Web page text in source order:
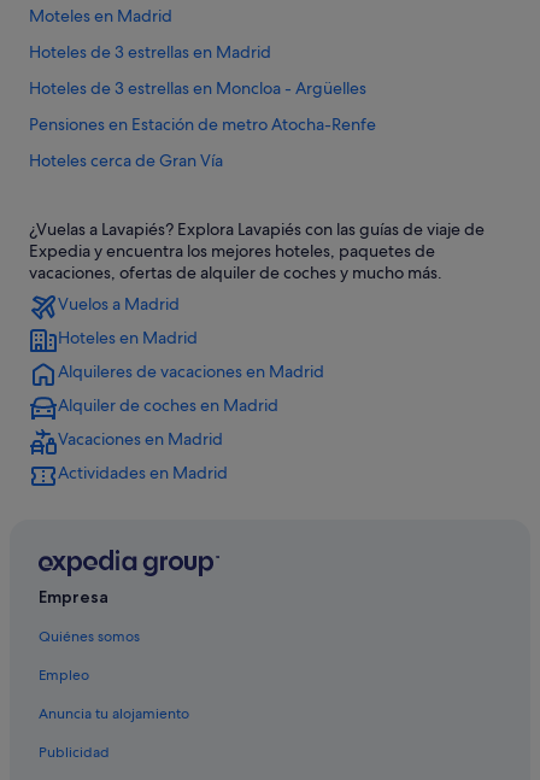
Moteles en Madrid
Hoteles de 3 estrellas en Madrid
Hoteles de 3 estrellas en Moncloa - Argüelles
Pensiones en Estación de metro Atocha-Renfe
Hoteles cerca de Gran Vía
Hoteles cerca de Teatro Coliseum
Hoteles de 3 estrellas en Puente de Vallecas
Hoteles con wifi en Lavapiés
Hoteles que aceptan mascotas en Madrid
Hoteles cerca de Swinton & Grant
Hoteles cerca de Institución cultural Ateneo de Madrid
Hoteles románticos en Madrid
Pensiones en Estación de metro Palos de la Frontera
Distrito Centro de Madrid hoteles
Hoteles baratos en Madrid
Hoteles de 3 estrellas en Atocha
Hoteles cerca de Parroquia Santuario María Auxiliadora
¿Vuelas a Lavapiés? Explora Lavapiés con las guías de viaje de
Expedia y encuentra los mejores hoteles, paquetes de
vacaciones, ofertas de alquiler de coches y mucho más.
Vuelos a Madrid
Hoteles en Madrid
Alquileres de vacaciones en Madrid
Alquiler de coches en Madrid
Vacaciones en Madrid
Actividades en Madrid
Empresa
Quiénes somos
Empleo
Anuncia tu alojamiento
Publicidad